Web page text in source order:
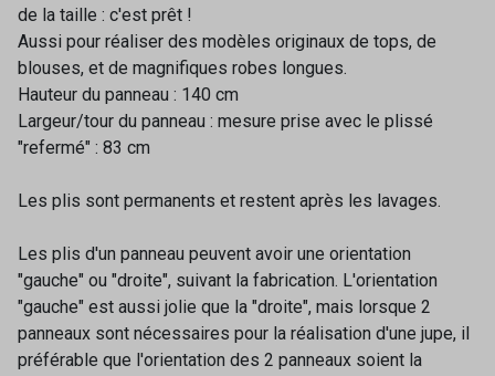
de la taille : c'est prêt !
Aussi pour réaliser des modèles originaux de tops, de
blouses, et de magnifiques robes longues.
Hauteur du panneau : 140 cm
Largeur/tour du panneau : mesure prise avec le plissé
"refermé" : 83 cm
Les plis sont permanents et restent après les lavages.
Les plis d'un panneau peuvent avoir une orientation
"gauche" ou "droite", suivant la fabrication. L'orientation
"gauche" est aussi jolie que la "droite", mais lorsque 2
panneaux sont nécessaires pour la réalisation d'une jupe, il
préférable que l'orientation des 2 panneaux soient la